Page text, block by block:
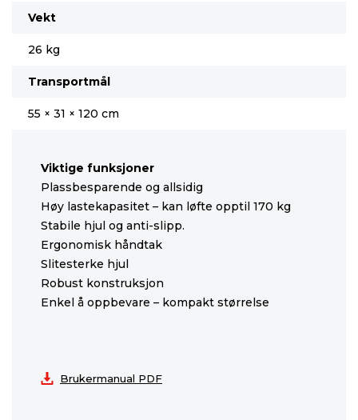
Vekt
26 kg
Transportmål
55 × 31 × 120 cm
Viktige funksjoner
Plassbesparende og allsidig
Høy lastekapasitet – kan løfte opptil 170 kg
Stabile hjul og anti-slipp.
Ergonomisk håndtak
Slitesterke hjul
Robust konstruksjon
Enkel å oppbevare – kompakt størrelse
Brukermanual PDF